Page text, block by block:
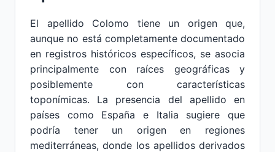
El apellido Colomo tiene un origen que,
aunque no está completamente documentado
en registros históricos específicos, se asocia
principalmente con raíces geográficas y
posiblemente con características
toponímicas. La presencia del apellido en
países como España e Italia sugiere que
podría tener un origen en regiones
mediterráneas, donde los apellidos derivados